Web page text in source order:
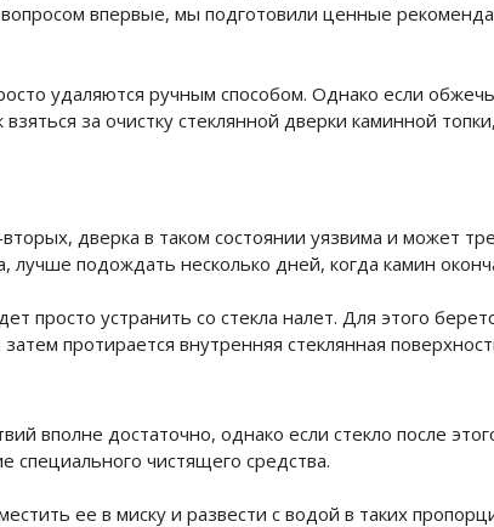
вопросом впервые, мы подготовили ценные
удаляются ручным способом. Однако если
за очистку стеклянной дверки каминной
дверка в таком состоянии уязвима и может
подождать несколько дней, когда камин
просто устранить со стекла налет. Для этого
протирается внутренняя стеклянная
вполне достаточно, однако если стекло после
чистящего средства.
ее в миску и развести с водой в таких